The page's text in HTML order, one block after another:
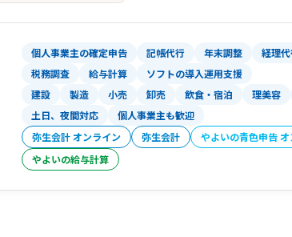
個人事業主の確定申告 記帳代行 年末調整 経理
税務調査
給与計算 ソフトの導入運用支援
建設 製造 小売 卸売 飲食・宿泊 理美容
土日、夜間対応 個人事業主も歓迎
弥生会計 オンライン 弥生会計 やよいの青色申告
やよいの給与計算